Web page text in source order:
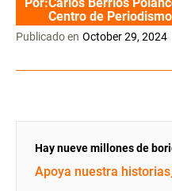
Centro de
Publicado en October 29, 2024
Hay nueve millones de
Apoya nuestra historias